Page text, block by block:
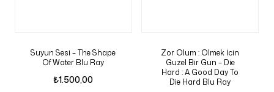
Suyun Sesi – The Shape
Of Water Blu Ray
₺1.500,00
Zor Olum : Olmek İcin
Guzel Bir Gun – Die
Hard : A Good Day To
Die Hard Blu Ray